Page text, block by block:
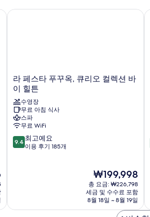
히
라
페
스
타
푸
꾸
옥,
큐
리
힐
라 페스타 푸꾸옥, 큐리오 컬렉션 바
이 힐튼
수영장
무료 아침 식사
스파
무료 WiFi
10
점
고
9.4 최고예요
이용 후기 185개
현
재
요
금
₩199,998
₩199,998
총 요금: ₩226,798
세금 및 수수료 포함
8월 18일 ~ 8월 19일
라 페스타 푸꾸옥, 큐리오 컬렉션 바이 힐튼